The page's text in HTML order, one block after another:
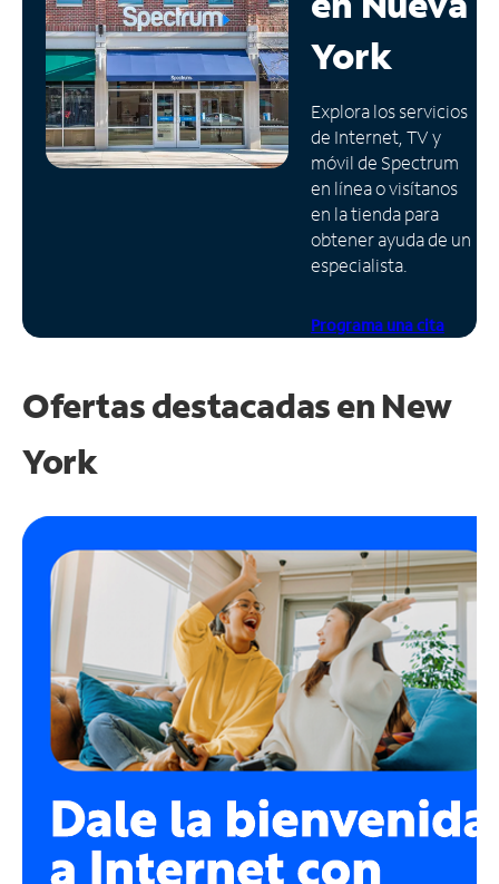
Administrar
cuenta
Encuentra
una
tienda
York
Explora los servicios
de Internet, TV y
móvil de Spectrum
en línea o visítanos
en la tienda para
obtener ayuda de un
especialista.
Programa una cita
Ofertas destacadas en New
York